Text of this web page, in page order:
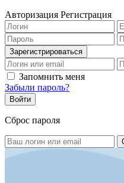
Авторизация Регистрация
Запомнить меня
Забыли пароль?
Сброс пароля